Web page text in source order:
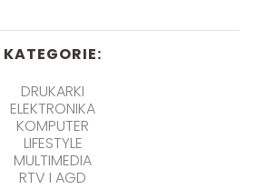
KATEGORIE:
DRUKARKI
ELEKTRONIKA
KOMPUTER
LIFESTYLE
MULTIMEDIA
RTV I AGD